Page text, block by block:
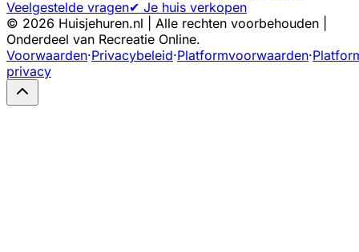
Veelgestelde vragen✔ Je huis verkopen
© 2026 Huisjehuren.nl | Alle rechten voorbehouden |
Onderdeel van Recreatie Online.
Voorwaarden·Privacybeleid·Platformvoorwaarden·
privacy